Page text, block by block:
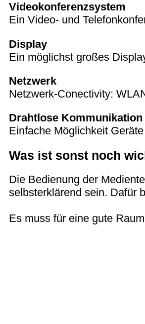
Videokonferenzsystem
Ein Video- und
Display
Ein möglichst großes
Netzwerk
Netzwerk-Conectivity:
Drahtlose Kommunikation
Einfache Möglichkeit
Was ist sonst noch
Die Bedienung der
selbsterklärend sein. Dafür
Es muss für eine gute